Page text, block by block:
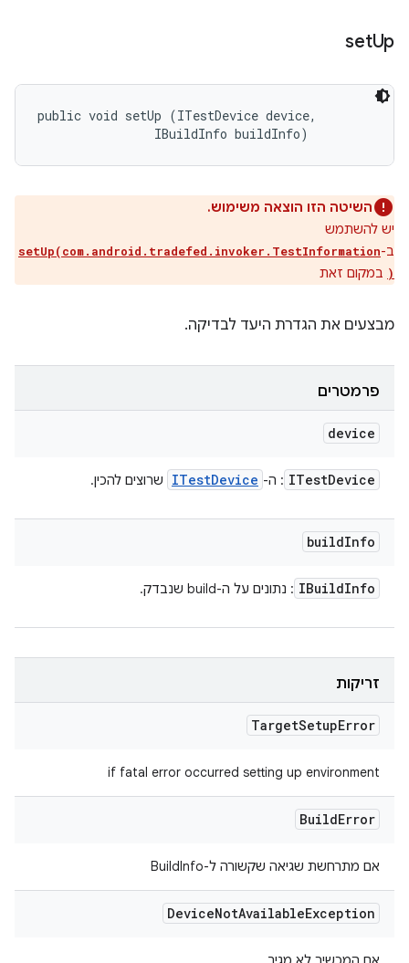
setUp
public void setUp (ITestDevice device,
                IBuildInfo buildInfo)
השיטה הזו הוצאה משימוש.
יש להשתמש
ב-setUp(com.android.tradefed.invoker.TestInformation
) במקום זאת
מבצעים את הגדרת היעד לבדיקה.
פרמטרים
device
ITestDevice : ה- ITestDevice שרוצים להכין.
buildInfo
IBuildInfo : נתונים על ה-build שנבדק.
זריקות
TargetSetupError
if fatal error occurred setting up environment
BuildError
אם מתרחשת שגיאה שקשורה ל-BuildInfo
DeviceNotAvailableException